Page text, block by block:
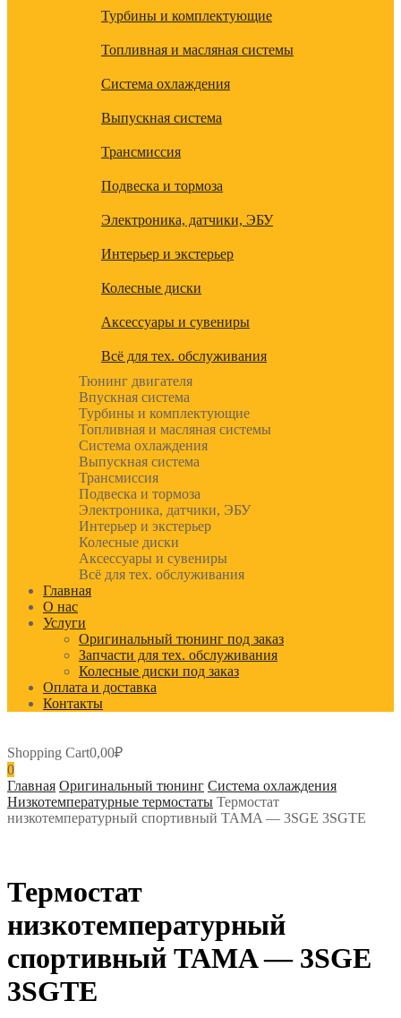
Турбины и комплектующие
Топливная и масляная системы
Система охлаждения
Выпускная система
Трансмиссия
Подвеска и тормоза
Электроника, датчики, ЭБУ
Интерьер и экстерьер
Колесные диски
Аксессуары и сувениры
Всё для тех. обслуживания
Тюнинг двигателя
Впускная система
Турбины и комплектующие
Топливная и масляная системы
Система охлаждения
Выпускная система
Трансмиссия
Подвеска и тормоза
Электроника, датчики, ЭБУ
Интерьер и экстерьер
Колесные диски
Аксессуары и сувениры
Всё для тех. обслуживания
Главная
О нас
Услуги
Оригинальный тюнинг под заказ
Запчасти для тех. обслуживания
Колесные диски под заказ
Оплата и доставка
Контакты
Shopping Cart0,00₽
0
Главная Оригинальный тюнинг Система охлаждения
Низкотемпературные термостаты Термостат
низкотемпературный спортивный TAMA — 3SGE 3SGTE
Термостат
низкотемпературный
спортивный TAMA — 3SGE
3SGTE